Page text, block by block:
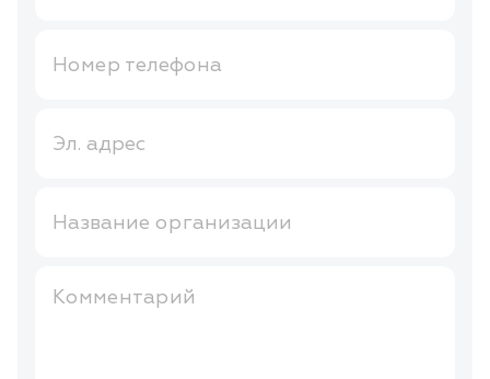
Номер телефона
Эл. адрес
Название организации
Комментарий